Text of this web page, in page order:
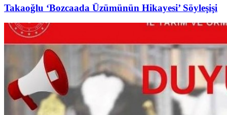
Takaoğlu ‘Bozcaada Üzümünün Hikayesi’ Söyleşişi